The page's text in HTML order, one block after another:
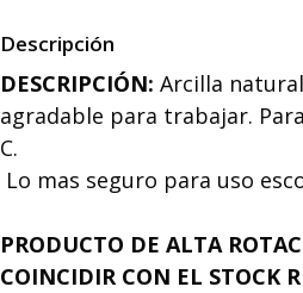
Descripción
DESCRIPCIÓN: Arcilla
agradable para trabajar.
C.
Lo mas seguro para uso
PRODUCTO DE ALTA
COINCIDIR CON EL STOCK